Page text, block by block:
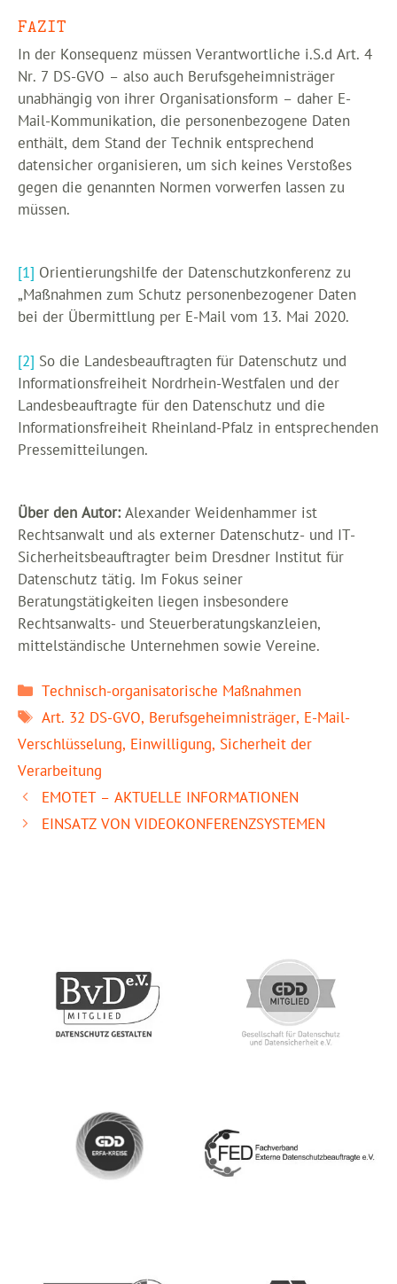
FAZIT
In der Konsequenz müssen Verantwortliche i.S.d Art. 4
Nr. 7 DS-GVO – also auch Berufsgeheimnisträger
unabhängig von ihrer Organisationsform – daher E-
Mail-Kommunikation, die personenbezogene Daten
enthält, dem Stand der Technik entsprechend
datensicher organisieren, um sich keines Verstoßes
gegen die genannten Normen vorwerfen lassen zu
müssen.
[1] Orientierungshilfe der Datenschutzkonferenz zu
„Maßnahmen zum Schutz personenbezogener Daten
bei der Übermittlung per E-Mail vom 13. Mai 2020.
[2] So die Landesbeauftragten für Datenschutz und
Informationsfreiheit Nordrhein-Westfalen und der
Landesbeauftragte für den Datenschutz und die
Informationsfreiheit Rheinland-Pfalz in entsprechenden
Pressemitteilungen.
Über den Autor: Alexander Weidenhammer ist
Rechtsanwalt und als externer Datenschutz- und IT-
Sicherheitsbeauftragter beim Dresdner Institut für
Datenschutz tätig. Im Fokus seiner
Beratungstätigkeiten liegen insbesondere
Rechtsanwalts- und Steuerberatungskanzleien,
mittelständische Unternehmen sowie Vereine.
Kategorien
Technisch-organisatorische Maßnahmen
Schlagwörter
Art. 32 DS-GVO, Berufsgeheimnisträger, E-Mail-
Verschlüsselung, Einwilligung, Sicherheit der
Verarbeitung
EMOTET – AKTUELLE INFORMATIONEN
EINSATZ VON VIDEOKONFERENZSYSTEMEN